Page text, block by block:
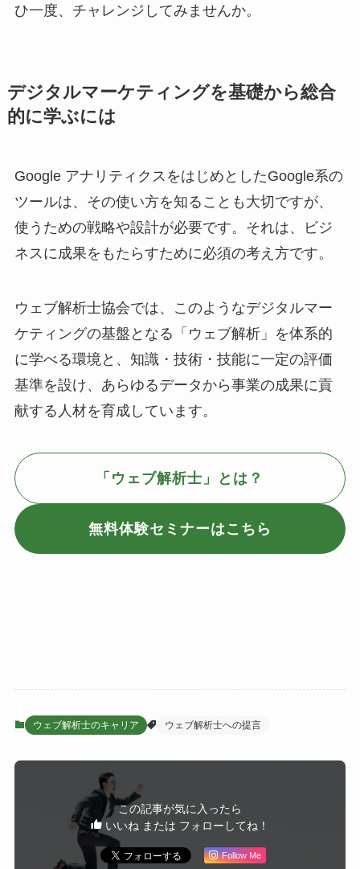
ひ一度、チャレンジしてみませんか。
デジタルマーケティングを基礎から総合
的に学ぶには
Google アナリティクスをはじめとしたGoogle系の
ツールは、その使い方を知ることも大切ですが、
使うための戦略や設計が必要です。それは、ビジ
ネスに成果をもたらすために必須の考え方です。
ウェブ解析士協会では、このようなデジタルマー
ケティングの基盤となる「ウェブ解析」を体系的
に学べる環境と、知識・技術・技能に一定の評価
基準を設け、あらゆるデータから事業の成果に貢
献する人材を育成しています。
「ウェブ解析士」とは？
無料体験セミナーはこちら
ウェブ解析士のキャリア ウェブ解析士への提言
この記事が気に入ったら
いいね または フォローしてね！
Follow Me